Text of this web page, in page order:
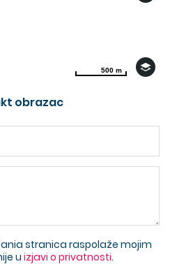
500 m
500 m
obrazac
stranica raspolaže mojim
u izjavi o privatnosti.